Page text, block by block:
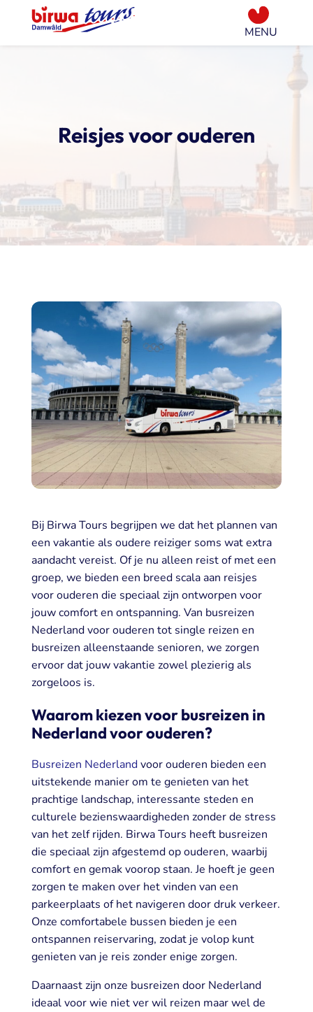
Reisjes voor ouderen
Bij BirwaTours begrijpen we dat het plannen van
een vakantie als oudere reiziger soms wat extra
aandacht vereist. Of je nu alleen reist of met een
groep, we bieden een breed scala aan reisjes
voor ouderen die speciaal zijn ontworpen voor
jouw comfort en ontspanning. Van busreizen
Nederland voor ouderen tot single reizen en
busreizen alleenstaande senioren, we zorgen
ervoor dat jouw vakantie zowel plezierig als
zorgeloos is.
Waarom kiezen voor busreizen in
Nederland voor ouderen?
Busreizen Nederlandvoor ouderen bieden een
uitstekende manier om te genieten van het
prachtige landschap, interessante steden en
culturele bezienswaardigheden zonder de stress
van het zelf rijden. Birwa Tours heeft busreizen
die speciaal zijn afgestemd op ouderen, waarbij
comfort en gemak voorop staan. Je hoeft je geen
zorgen te maken over het vinden van een
parkeerplaats of het navigeren door druk verkeer.
Onze comfortabele bussen bieden je een
ontspannen reiservaring, zodat je volop kunt
genieten van je reis zonder enige zorgen.
Daarnaast zijn onze busreizen door Nederland
ideaal voor wie niet ver wil reizen maar wel de